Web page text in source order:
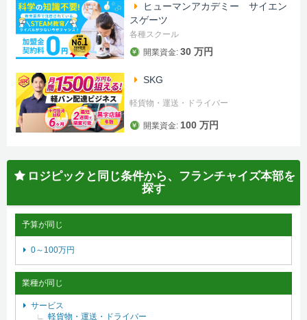
ヒューマンアカデミー サイエン
スゲーツ
各種スクール
開業資金: 30 万円
SKG
軽貨物・運送・ドライバー
開業資金: 100 万円
ロジピックと同じ条件から、フランチャイズ本部を
探す
予算が同じ
0～100万円
業種が同じ
サービス
軽貨物・運送・ドライバー